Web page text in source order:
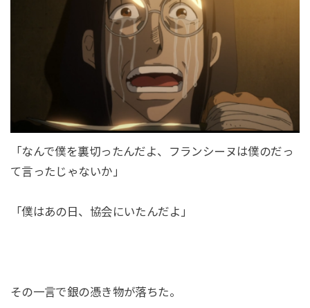
「なんで僕を裏切ったんだよ、フランシーヌは僕のだっ
て言ったじゃないか」
「僕はあの日、協会にいたんだよ」
その一言で銀の憑き物が落ちた。